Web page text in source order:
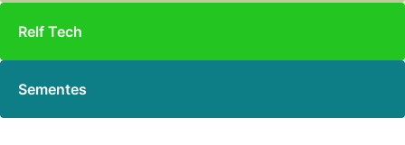
Relf Tech
Sementes